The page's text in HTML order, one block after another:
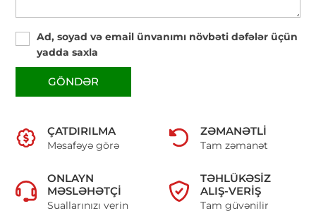
Ad, soyad və email ünvanımı növbəti dəfələr üçün
yadda saxla
GÖNDƏR
ÇATDIRILMA
Məsafəyə görə
ZƏMANƏTLI
Tam zəmanət
ONLAYN
MƏSLƏHƏTÇI
Suallarınızı verin
TƏHLÜKƏSIZ
ALIŞ-VERIŞ
Tam güvənilir